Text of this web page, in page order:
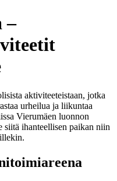
–
aktiviteeteistaan, jotka
urheilua ja liikuntaa
Vierumäen luonnon
siitä ihanteellisen paikan niin